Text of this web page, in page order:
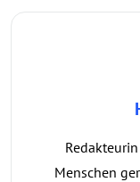
Menschen